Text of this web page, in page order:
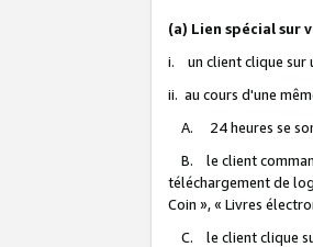
(a) Lien spécial sur
i. un client clique sur
ii. au cours d'une
A. 24 heures se
B. le client
téléchargement de
Coin », « Livres
C. le client clique